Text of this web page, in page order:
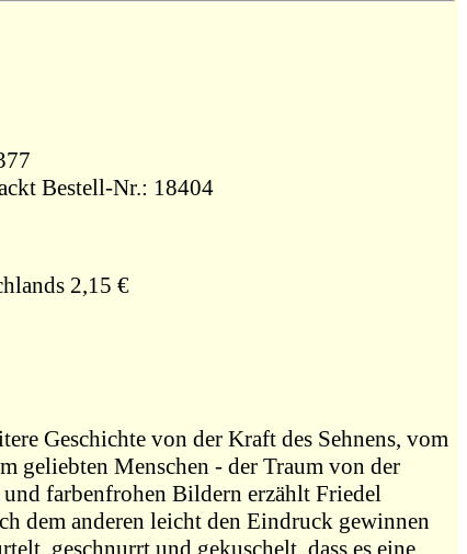
Bestell-Nr.: 18404
2,15 €
Geschichte von der Kraft des Sehnens, vom
geliebten Menschen - der Traum von der
farbenfrohen Bildern erzählt Friedel
dem anderen leicht den Eindruck gewinnen
geschnurrt und gekuschelt, dass es eine